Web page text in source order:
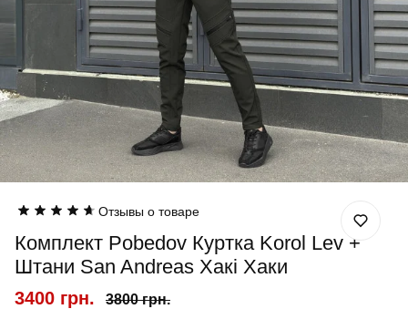
Отзывы о товаре
Комплект Pobedov Куртка Korol Lev +
Штани San Andreas Хакі Хаки
3400 грн. 3800 грн.